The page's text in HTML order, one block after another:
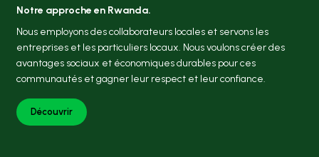
Notre approche en Rwanda.
Nous employons des collaborateurs locales et servons les
entreprises et les particuliers locaux. Nous voulons créer des
avantages sociaux et économiques durables pour ces
communautés et gagner leur respect et leur confiance.
Découvrir